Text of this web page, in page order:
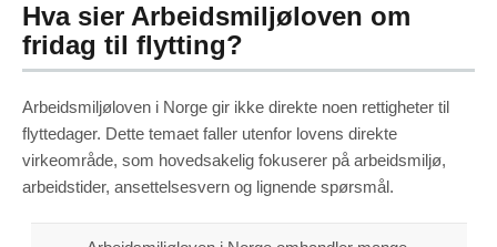
Hva sier Arbeidsmiljøloven om
fridag til flytting?
Arbeidsmiljøloven i Norge gir ikke direkte noen rettigheter til
flyttedager. Dette temaet faller utenfor lovens direkte
virkeområde, som hovedsakelig fokuserer på arbeidsmiljø,
arbeidstider, ansettelsesvern og lignende spørsmål.